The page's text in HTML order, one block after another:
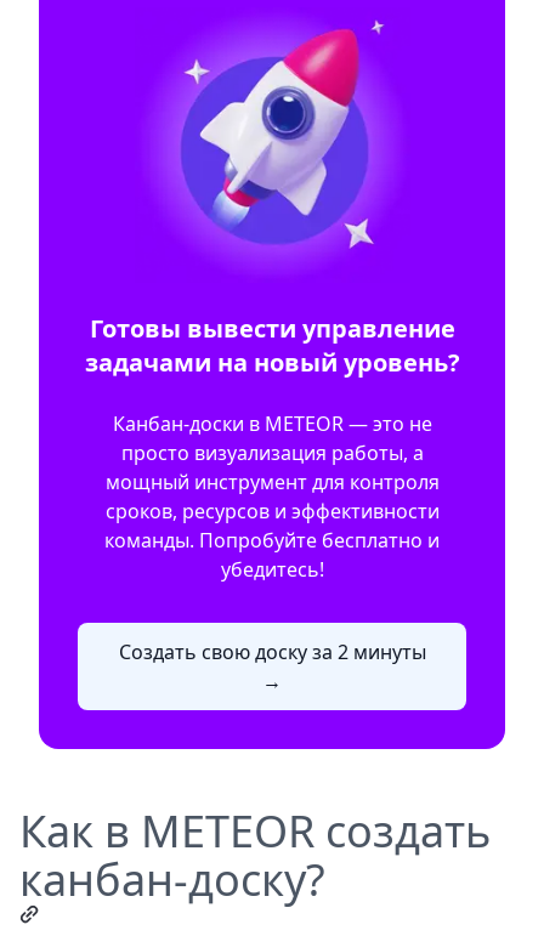
Готовы вывести управление
задачами на новый уровень?
Канбан-доски в METEOR — это не
просто визуализация работы, а
мощный инструмент для контроля
сроков, ресурсов и эффективности
команды. Попробуйте бесплатно и
убедитесь!
Создать свою доску за 2 минуты
→
Как в METEOR создать
канбан-доску?